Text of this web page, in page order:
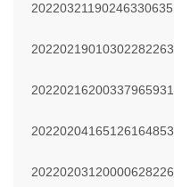
20220321190246330635
20220219010302282263
20220216200337965931
20220204165126164853
20220203120000628226